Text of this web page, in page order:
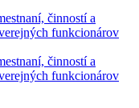
činností a
funkcionárov
činností a
funkcionárov